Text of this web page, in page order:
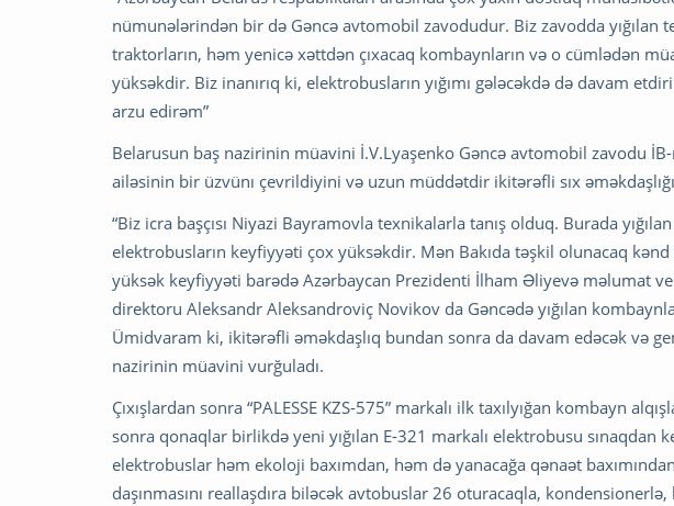
nümunələrindən bir də Gəncə avtomobil zavodudur. Biz zavodda yığılan
traktorların, həm yenicə xəttdən çıxacaq kombaynların və o cümlədən
yüksəkdir. Biz inanırıq ki, elektrobusların yığımı gələcəkdə də davam
arzu edirəm”
Belarusun baş nazirinin müavini İ.V.Lyaşenko Gəncə avtomobil zavodu
ailəsinin bir üzvünı çevrildiyini və uzun müddətdir ikitərəfli sıx
“Biz icra başçısı Niyazi Bayramovla texnikalarla tanış olduq. Burada
elektrobusların keyfiyyəti çox yüksəkdir. Mən Bakıda təşkil olunacaq
yüksək keyfiyyəti barədə Azərbaycan Prezidenti İlham Əliyevə məlumat
direktoru Aleksandr Aleksandroviç Novikov da Gəncədə yığılan
Ümidvaram ki, ikitərəfli əməkdaşlıq bundan sonra da davam edəcək və
nazirinin müavini vurğuladı.
Çıxışlardan sonra “PALESSE KZS-575” markalı ilk taxılyığan kombayn
sonra qonaqlar birlikdə yeni yığılan E-321 markalı elektrobusu
elektrobuslar həm ekoloji baxımdan, həm də yanacağa qənaət
daşınmasını reallaşdıra biləcək avtobuslar 26 oturacaqla,